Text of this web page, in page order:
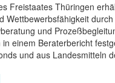
Freistaates Thüringen
Wettbewerbsfähigkeit
und
einem Beraterbericht
und aus Landesmitteln